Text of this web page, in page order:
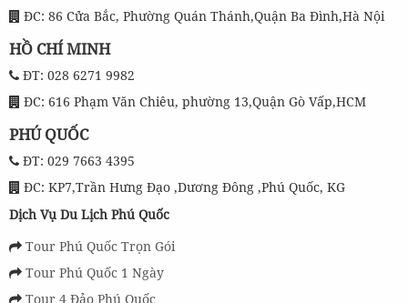
ĐC: 86 Cửa Bắc, Phường Quán Thánh,Quận Ba Đình,Hà Nội
HỒ CHÍ MINH
ĐT: 028 6271 9982
ĐC: 616 Phạm Văn Chiêu, phường 13,Quận Gò Vấp,HCM
PHÚ QUỐC
ĐT: 029 7663 4395
ĐC: KP7,Trần Hưng Đạo ,Dương Đông ,Phú Quốc, KG
Dịch Vụ Du Lịch Phú Quốc
Tour Phú Quốc Trọn Gói
Tour Phú Quốc 1 Ngày
Tour 4 Đảo Phú Quốc